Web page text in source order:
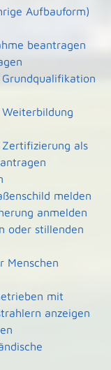
Aufbauform)
beantragen
als
melden
anmelden
oder stillenden
Menschen
mit
anzeigen